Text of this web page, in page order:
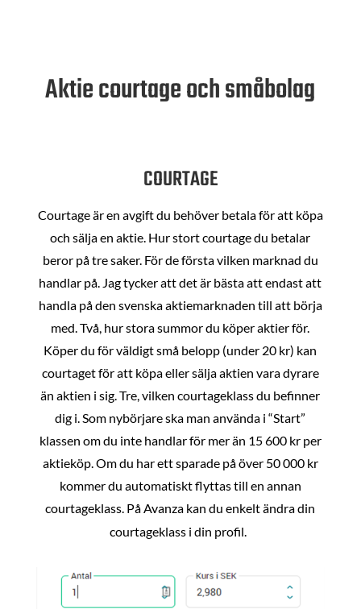
Aktie courtage och småbolag
COURTAGE
Courtage är en avgift du behöver betala för att köpa
och sälja en aktie. Hur stort courtage du betalar
beror på tre saker. För de första vilken marknad du
handlar på. Jag tycker att det är bästa att endast att
handla på den svenska aktiemarknaden till att börja
med. Två, hur stora summor du köper aktier för.
Köper du för väldigt små belopp (under 20 kr) kan
courtaget för att köpa eller sälja aktien vara dyrare
än aktien i sig. Tre, vilken courtageklass du befinner
dig i. Som nybörjare ska man använda i “Start”
klassen om du inte handlar för mer än 15 600 kr per
aktieköp. Om du har ett sparade på över 50 000 kr
kommer du automatiskt flyttas till en annan
courtageklass. På Avanza kan du enkelt ändra din
courtageklass i din profil.